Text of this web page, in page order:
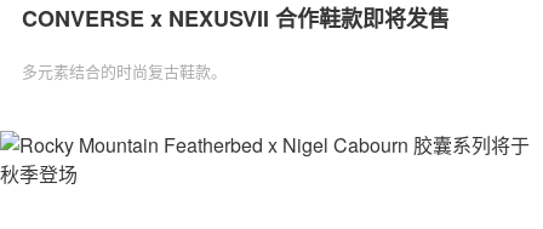
CONVERSE x NEXUSVII 合作鞋款即将发售
多元素结合的时尚复古鞋款。